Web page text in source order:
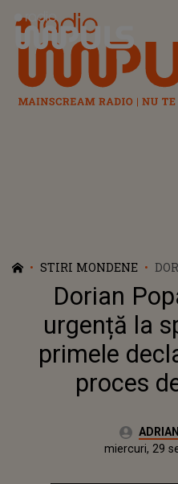
Radio Impuls
STIRI MONDENE
Dorian
urgență la
primele
proces
Autor:
miercuri, 29 septembrie 2021
Actualizat:
miercuri, 29